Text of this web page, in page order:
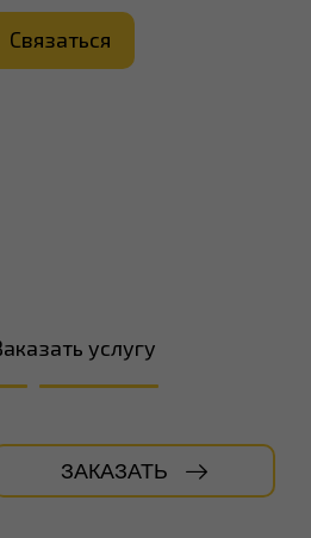
Связаться
услугу
ЗАКАЗАТЬ